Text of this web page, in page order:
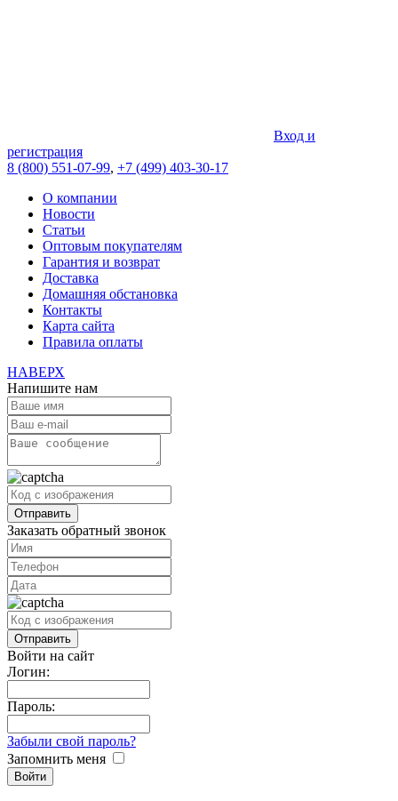
Вход и
регистрация
8 (800) 551-07-99, +7 (499) 403-30-17
О компании
Новости
Статьи
Оптовым покупателям
Гарантия и возврат
Доставка
Домашняя обстановка
Контакты
Карта сайта
Правила оплаты
НАВЕРХ
Напишите нам
Заказать обратный звонок
Войти на сайт
Логин:
Пароль:
Забыли свой пароль?
Запомнить меня